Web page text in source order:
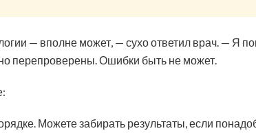
— вполне может, — сухо ответил врач. — Я
перепроверены. Ошибки быть не может.
Можете забирать результаты, если